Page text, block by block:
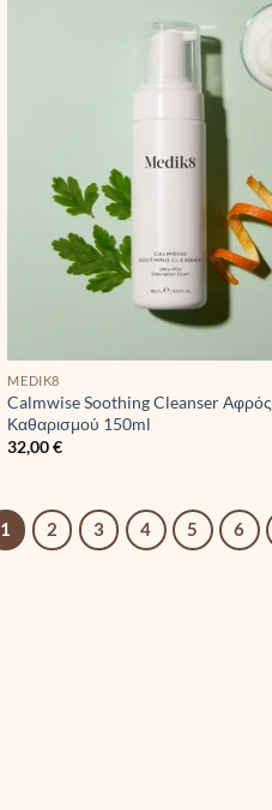
MEDIK8
Calmwise Soothing Cleanser Αφρός
Καθαρισμού 150ml
32,00€
1 2 3 4 5 6